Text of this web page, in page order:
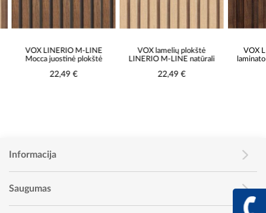
VOX LINERIO M-LINE
Mocca juostinė plokštė
22,49 €
VOX lamelių plokštė
LINERIO M-LINE natūrali
22,49 €
VOX
laminato
Informacija
Saugumas
+370 617